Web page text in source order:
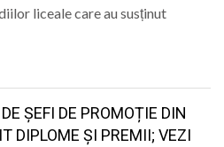
liceale care au susținut
ȘEFI DE PROMOȚIE DIN
DIPLOME ȘI PREMII; VEZI